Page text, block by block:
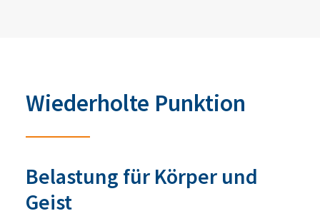
Wiederholte Punktion
Belastung für Körper und
Geist